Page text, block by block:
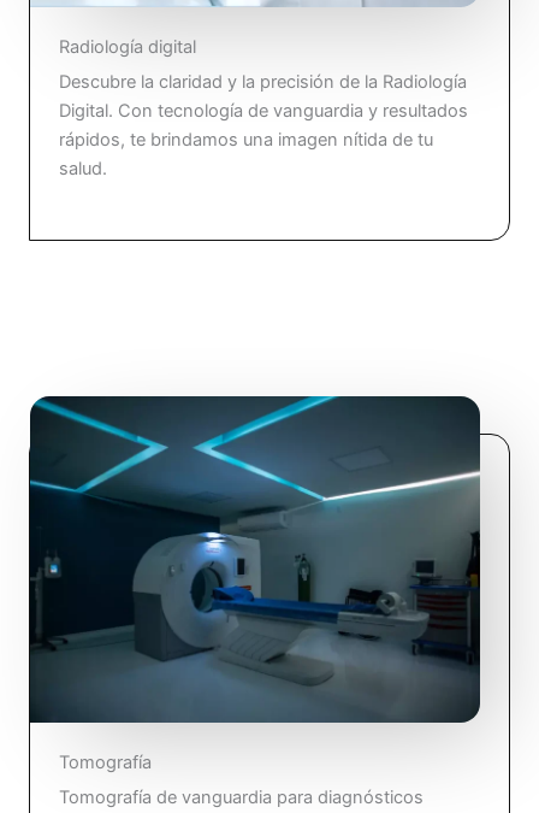
Radiología digital
Descubre la claridad y la precisión de la Radiología
Digital. Con tecnología de vanguardia y resultados
rápidos, te brindamos una imagen nítida de tu
salud.
Tomografía
Tomografía de vanguardia para diagnósticos